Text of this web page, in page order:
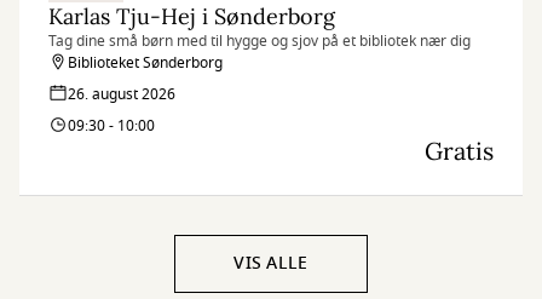
Karlas Tju-Hej i Sønderborg
Tag dine små børn med til hygge og sjov på et bibliotek nær dig
Biblioteket Sønderborg
26. august 2026
09:30 - 10:00
Gratis
VIS ALLE